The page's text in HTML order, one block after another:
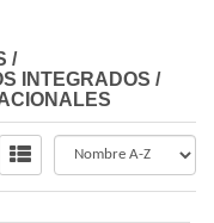
/
INTEGRADOS /